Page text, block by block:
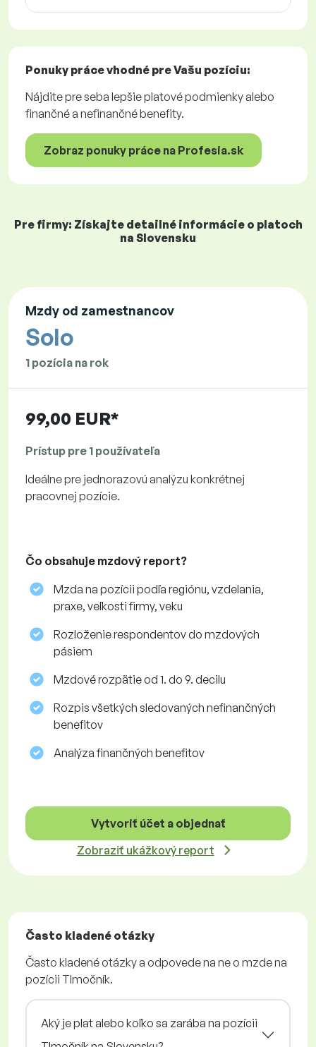
Ponuky prácevhodné pre Vašu pozíciu:
Nájdite pre seba lepšie platové podmienky alebo
finančné a nefinančné benefity.
Zobraz ponuky práce na Profesia.sk
Pre firmy: Získajte detailné informácie o platoch
na Slovensku
Mzdy od zamestnancov
Solo
1 pozícia na rok
99,00 EUR*
Prístup pre 1 používateľa
Ideálne pre jednorazovú analýzu konkrétnej
pracovnej pozície.
Čo obsahuje mzdový report?
Mzda na pozícii podľa regiónu, vzdelania,
praxe, veľkosti firmy, veku
Rozloženie respondentov do mzdových
pásiem
Mzdové rozpätie od 1. do 9. decilu
Rozpis všetkých sledovaných nefinančných
benefitov
Analýza finančných benefitov
Vytvoriť účet a objednať
Zobraziť ukážkový report
Často kladené otázky
Často kladené otázky a odpovede na ne o mzde na
pozícii Tlmočník.
Aký je plat alebo koľko sa zarába na pozícii